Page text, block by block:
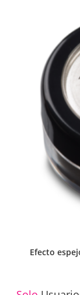
Efecto